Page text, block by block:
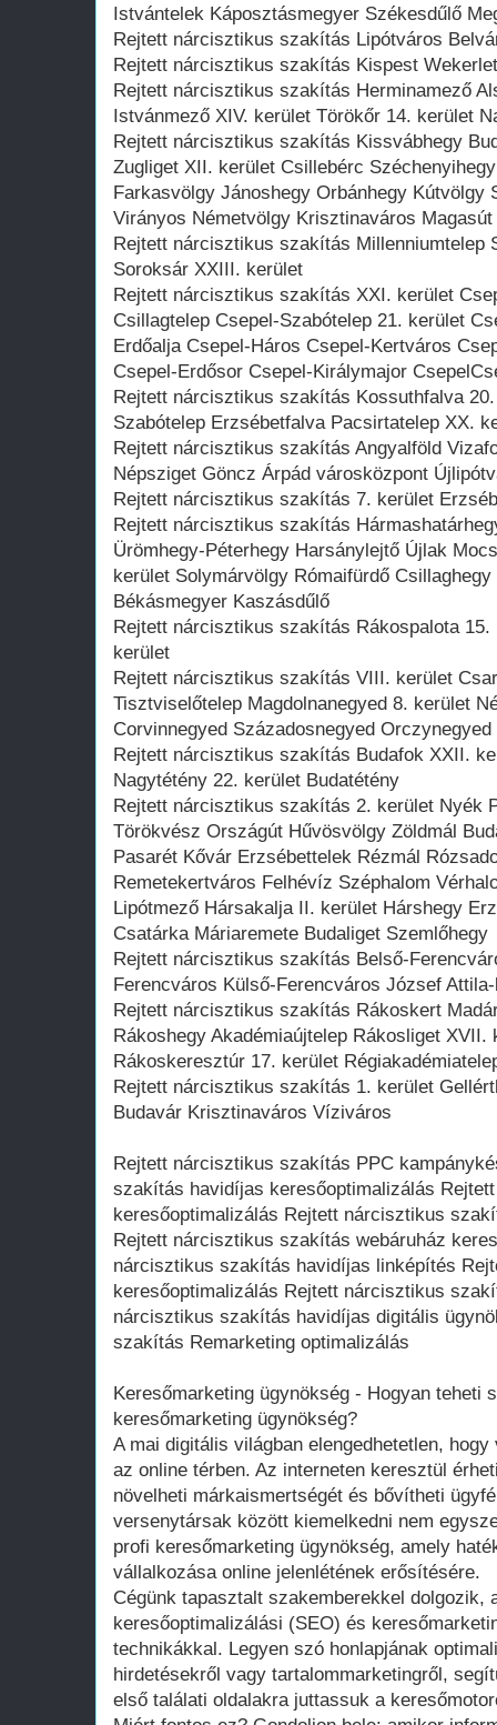
Istvántelek Káposztásmegyer Székesdűlő
Rejtett nárcisztikus szakítás Lipótváros
Rejtett nárcisztikus szakítás Kispest
Rejtett nárcisztikus szakítás Herminamező
Istvánmező XIV. kerület Törökőr 14. kerület
Rejtett nárcisztikus szakítás Kissvábhegy
Zugliget XII. kerület Csillebérc
Farkasvölgy Jánoshegy Orbánhegy Kútvölgy
Virányos Németvölgy Krisztinaváros Magasút
Rejtett nárcisztikus szakítás Millenniumtelep
Soroksár XXIII. kerület
Rejtett nárcisztikus szakítás XXI. kerület
Csillagtelep Csepel-Szabótelep 21. kerület
Erdőalja Csepel-Háros Csepel-Kertváros
Csepel-Erdősor Csepel-Királymajor
Rejtett nárcisztikus szakítás Kossuthfalva
Szabótelep Erzsébetfalva Pacsirtatelep XX.
Rejtett nárcisztikus szakítás Angyalföld
Népsziget Göncz Árpád városközpont
Rejtett nárcisztikus szakítás 7. kerület
Rejtett nárcisztikus szakítás
Ürömhegy-Péterhegy Harsánylejtő Újlak
kerület Solymárvölgy Rómaifürdő
Békásmegyer Kaszásdűlő
Rejtett nárcisztikus szakítás Rákospalota 15.
kerület
Rejtett nárcisztikus szakítás VIII. kerület
Tisztviselőtelep Magdolnanegyed 8. kerület
Corvinnegyed Századosnegyed
Rejtett nárcisztikus szakítás Budafok XXII.
Nagytétény 22. kerület Budatétény
Rejtett nárcisztikus szakítás 2. kerület Nyék
Törökvész Országút Hűvösvölgy Zöldmál
Pasarét Kővár Erzsébettelek Rézmál
Remetekertváros Felhévíz Széphalom
Lipótmező Hársakalja II. kerület Hárshegy
Csatárka Máriaremete Budaliget Szemlőhegy
Rejtett nárcisztikus szakítás Belső-
Ferencváros Külső-Ferencváros József
Rejtett nárcisztikus szakítás Rákoskert
Rákoshegy Akadémiaújtelep Rákosliget XVII.
Rákoskeresztúr 17. kerület
Rejtett nárcisztikus szakítás 1. kerület
Budavár Krisztinaváros Víziváros
Rejtett nárcisztikus szakítás PPC
szakítás havidíjas keresőoptimalizálás
keresőoptimalizálás Rejtett nárcisztikus
Rejtett nárcisztikus szakítás webáruház
nárcisztikus szakítás havidíjas linképítés
keresőoptimalizálás Rejtett nárcisztikus
nárcisztikus szakítás havidíjas digitális
szakítás Remarketing optimalizálás
Keresőmarketing ügynökség - Hogyan teheti
keresőmarketing ügynökség?
A mai digitális világban elengedhetetlen,
az online térben. Az interneten keresztül
növelheti márkaismertségét és bővítheti
versenytársak között kiemelkedni nem
profi keresőmarketing ügynökség, amely
vállalkozása online jelenlétének erősítésére.
Cégünk tapasztalt szakemberekkel dolgozik,
keresőoptimalizálási (SEO) és
technikákkal. Legyen szó honlapjának
hirdetésekről vagy tartalommarketingről,
első találati oldalakra juttassuk a